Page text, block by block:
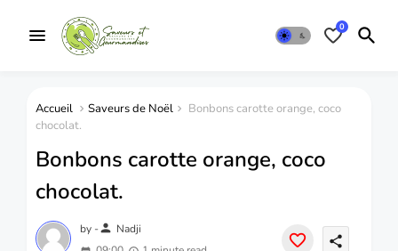
0
Accueil Saveurs de Noël
Bonbons carotte orange, coco
chocolat.
Bonbons carotte orange, coco
chocolat.
by -person Nadji
share